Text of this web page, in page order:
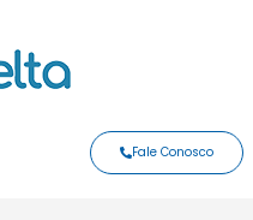
Fale Conosco